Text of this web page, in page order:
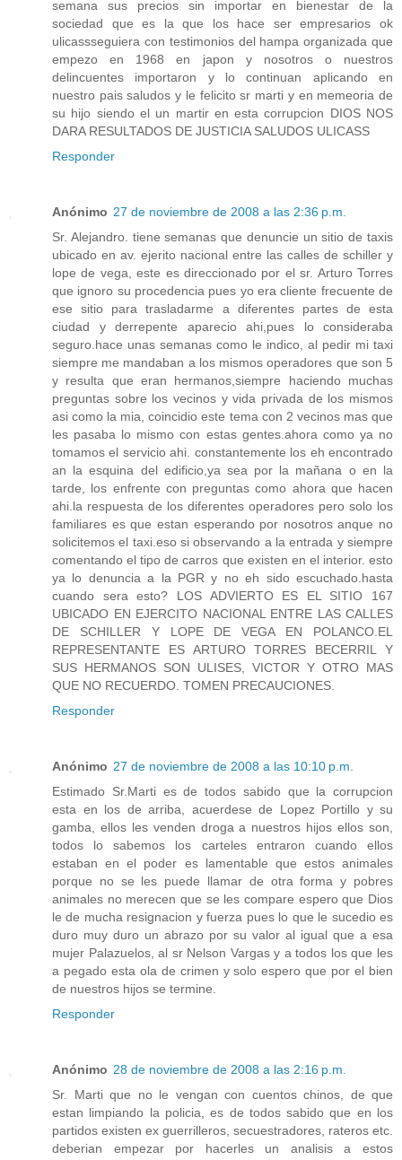
semana sus precios sin importar en bienestar de la
sociedad que es la que los hace ser empresarios ok
ulicassseguiera con testimonios del hampa organizada que
empezo en 1968 en japon y nosotros o nuestros
delincuentes importaron y lo continuan aplicando en
nuestro pais saludos y le felicito sr marti y en memeoria de
su hijo siendo el un martir en esta corrupcion DIOS NOS
DARA RESULTADOS DE JUSTICIA SALUDOS ULICASS
Responder
Anónimo 27 de noviembre de 2008 a las 2:36 p.m.
Sr. Alejandro. tiene semanas que denuncie un sitio de taxis
ubicado en av. ejerito nacional entre las calles de schiller y
lope de vega, este es direccionado por el sr. Arturo Torres
que ignoro su procedencia pues yo era cliente frecuente de
ese sitio para trasladarme a diferentes partes de esta
ciudad y derrepente aparecio ahi,pues lo consideraba
seguro.hace unas semanas como le indico, al pedir mi taxi
siempre me mandaban a los mismos operadores que son 5
y resulta que eran hermanos,siempre haciendo muchas
preguntas sobre los vecinos y vida privada de los mismos
asi como la mia, coincidio este tema con 2 vecinos mas que
les pasaba lo mismo con estas gentes.ahora como ya no
tomamos el servicio ahi. constantemente los eh encontrado
an la esquina del edificio,ya sea por la mañana o en la
tarde, los enfrente con preguntas como ahora que hacen
ahi.la respuesta de los diferentes operadores pero solo los
familiares es que estan esperando por nosotros anque no
solicitemos el taxi.eso si observando a la entrada y siempre
comentando el tipo de carros que existen en el interior. esto
ya lo denuncia a la PGR y no eh sido escuchado.hasta
cuando sera esto? LOS ADVIERTO ES EL SITIO 167
UBICADO EN EJERCITO NACIONAL ENTRE LAS CALLES
DE SCHILLER Y LOPE DE VEGA EN POLANCO.EL
REPRESENTANTE ES ARTURO TORRES BECERRIL Y
SUS HERMANOS SON ULISES, VICTOR Y OTRO MAS
QUE NO RECUERDO. TOMEN PRECAUCIONES.
Responder
Anónimo 27 de noviembre de 2008 a las 10:10 p.m.
Estimado Sr.Marti es de todos sabido que la corrupcion
esta en los de arriba, acuerdese de Lopez Portillo y su
gamba, ellos les venden droga a nuestros hijos ellos son,
todos lo sabemos los carteles entraron cuando ellos
estaban en el poder es lamentable que estos animales
porque no se les puede llamar de otra forma y pobres
animales no merecen que se les compare espero que Dios
le de mucha resignacion y fuerza pues lo que le sucedio es
duro muy duro un abrazo por su valor al igual que a esa
mujer Palazuelos, al sr Nelson Vargas y a todos los que les
a pegado esta ola de crimen y solo espero que por el bien
de nuestros hijos se termine.
Responder
Anónimo 28 de noviembre de 2008 a las 2:16 p.m.
Sr. Marti que no le vengan con cuentos chinos, de que
estan limpiando la policia, es de todos sabido que en los
partidos existen ex guerrilleros, secuestradores, rateros etc.
deberian empezar por hacerles un analisis a estos